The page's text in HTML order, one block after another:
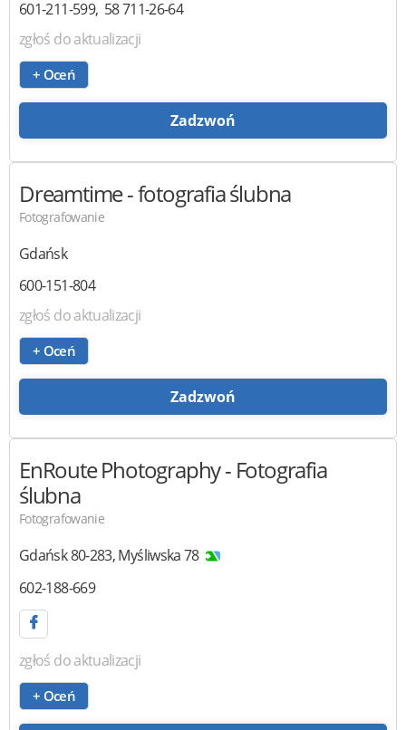
601-211-599 58 711-26-64
zgłoś do aktualizacji
+ Oceń
Zadzwoń
Dreamtime- fotografia ślubna
Fotografowanie
Gdańsk
600-151-804
zgłoś do aktualizacji
+ Oceń
Zadzwoń
EnRoute Photography- Fotografia
ślubna
Fotografowanie
Gdańsk80-283,Myśliwska 78
602-188-669
zgłoś do aktualizacji
+ Oceń